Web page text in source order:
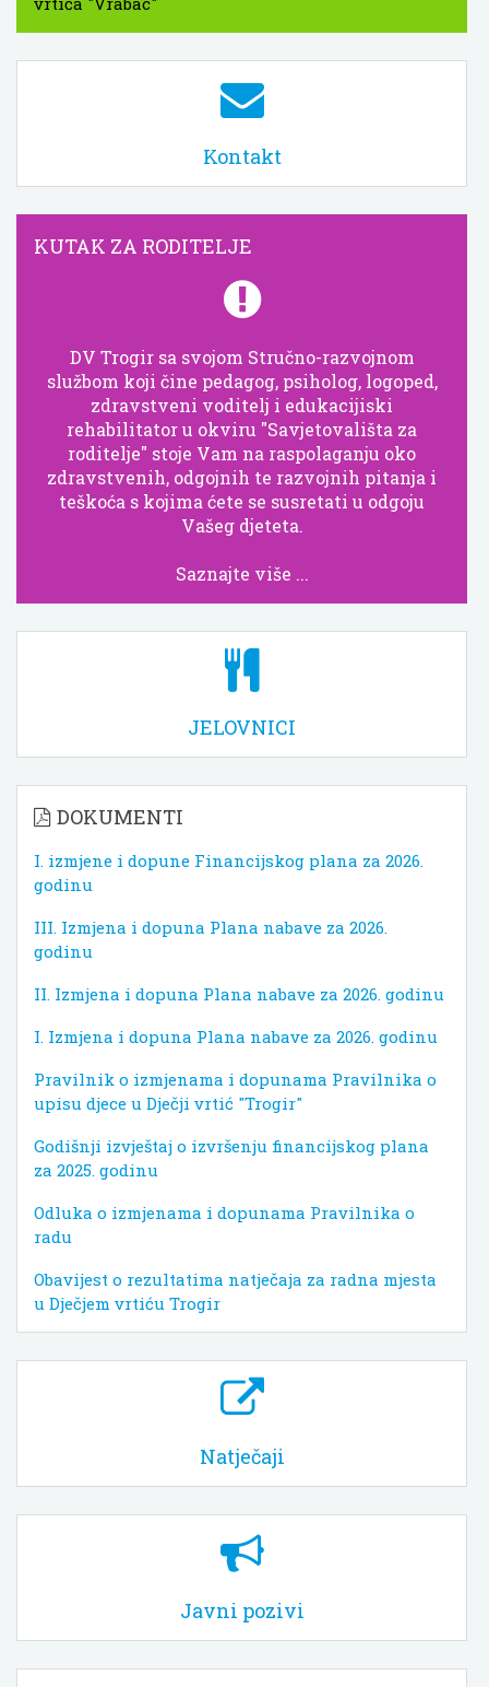
Kontakt
KUTAK ZA RODITELJE
DV Trogir sa svojom Stručno-razvojnom
službom koji čine pedagog, psiholog, logoped,
zdravstveni voditelj i edukacijiski
rehabilitator u okviru "Savjetovališta za
roditelje" stoje Vam na raspolaganju oko
zdravstvenih, odgojnih te razvojnih pitanja i
teškoća s kojima ćete se susretati u odgoju
Vašeg djeteta.
Saznajte više ...
JELOVNICI
DOKUMENTI
I. izmjene i dopune Financijskog plana za 2026.
godinu
III. Izmjena i dopuna Plana nabave za 2026.
godinu
II. Izmjena i dopuna Plana nabave za 2026. godinu
I. Izmjena i dopuna Plana nabave za 2026. godinu
Pravilnik o izmjenama i dopunama Pravilnika o
upisu djece u Dječji vrtić "Trogir"
Godišnji izvještaj o izvršenju financijskog plana
za 2025. godinu
Odluka o izmjenama i dopunama Pravilnika o
radu
Obavijest o rezultatima natječaja za radna mjesta
u Dječjem vrtiću Trogir
Natječaji
Javni pozivi